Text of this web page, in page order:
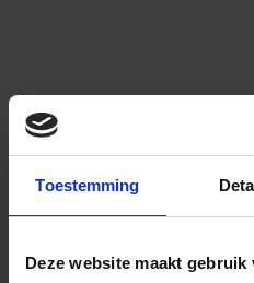
Toestemming
Deze website maakt gebruik